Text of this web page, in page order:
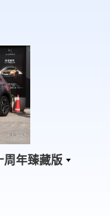
周年臻藏版